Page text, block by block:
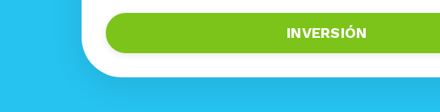
INVERSIÓN